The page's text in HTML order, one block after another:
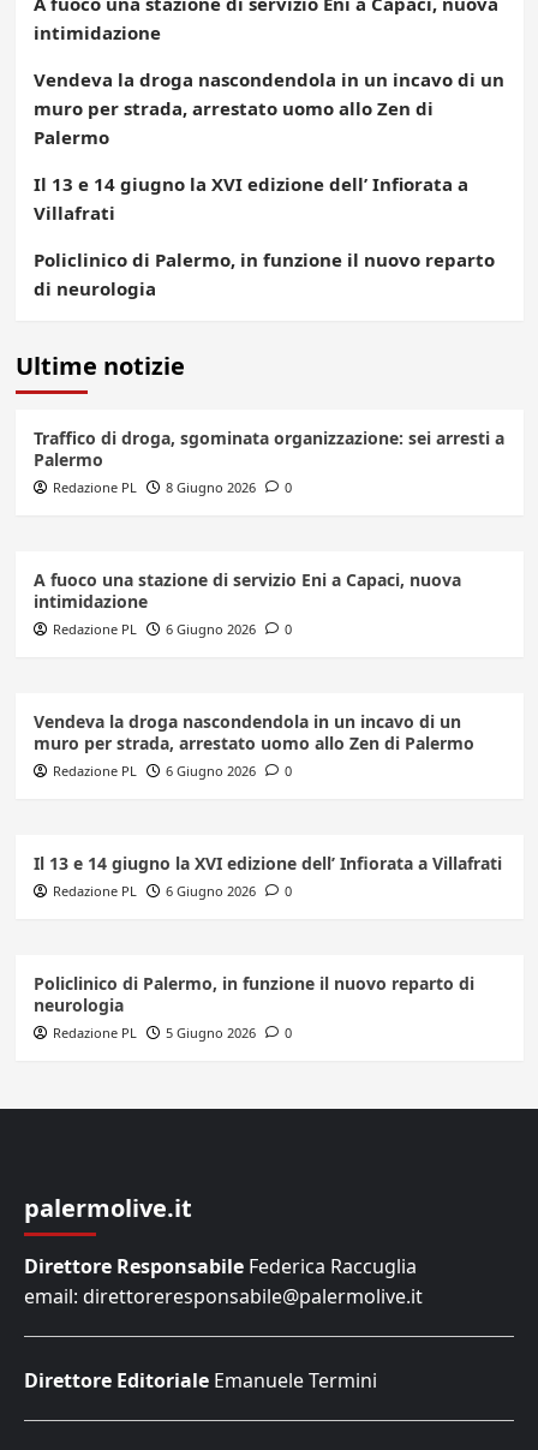
intimidazione
Vendeva la droga nascondendola in un incavo di un
muro per strada, arrestato uomo allo Zen di
Palermo
Il 13 e 14 giugno la XVI edizione dell’ Infiorata a
Villafrati
Policlinico di Palermo, in funzione il nuovo reparto
di neurologia
Ultime notizie
Traffico di droga, sgominata organizzazione: sei arresti a
Palermo
Redazione PL 8 Giugno 2026 0
A fuoco una stazione di servizio Eni a Capaci, nuova
intimidazione
Redazione PL 6 Giugno 2026 0
Vendeva la droga nascondendola in un incavo di un
muro per strada, arrestato uomo allo Zen di Palermo
Redazione PL 6 Giugno 2026 0
Il 13 e 14 giugno la XVI edizione dell’ Infiorata a Villafrati
Redazione PL 6 Giugno 2026 0
Policlinico di Palermo, in funzione il nuovo reparto di
neurologia
Redazione PL 5 Giugno 2026 0
palermolive.it
Direttore Responsabile Federica Raccuglia
email: direttoreresponsabile@palermolive.it
Direttore Editoriale Emanuele Termini